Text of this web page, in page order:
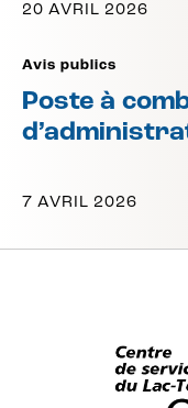
20 AVRIL 2026
Avis publics
Poste à
7 AVRIL 2026